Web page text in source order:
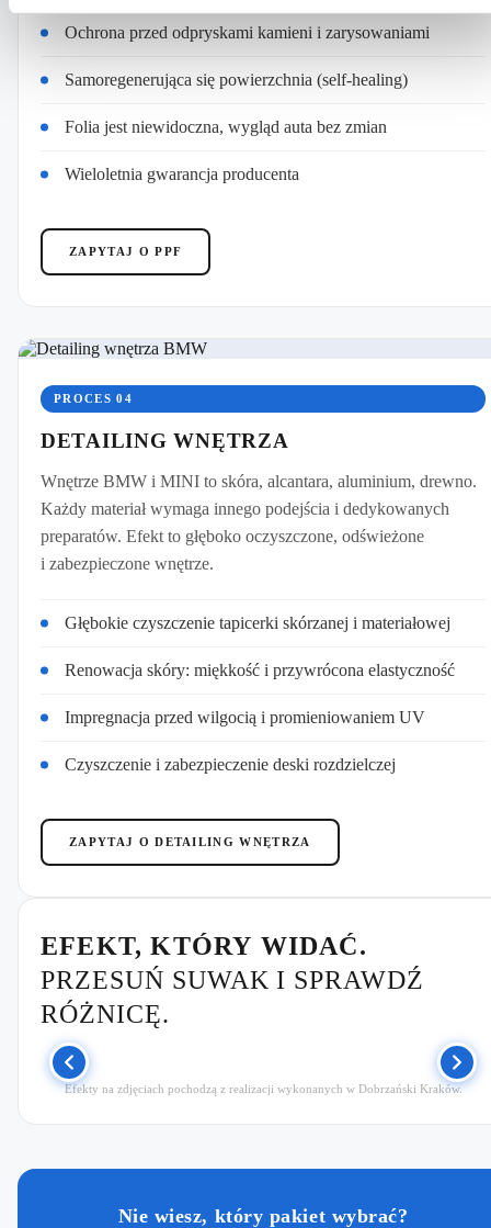
Ochrona przed odpryskami kamieni i zarysowaniami
Samoregenerująca się powierzchnia (self-healing)
Folia jest niewidoczna, wygląd auta bez zmian
Wieloletnia gwarancja producenta
ZAPYTAJ O PPF
PROCES 04
DETAILING WNĘTRZA
Wnętrze BMW i MINI to skóra, alcantara, aluminium, drewno.
Każdy materiał wymaga innego podejścia i dedykowanych
preparatów. Efekt to głęboko oczyszczone, odświeżone
i zabezpieczone wnętrze.
Głębokie czyszczenie tapicerki skórzanej i materiałowej
Renowacja skóry: miękkość i przywrócona elastyczność
Impregnacja przed wilgocią i promieniowaniem UV
Czyszczenie i zabezpieczenie deski rozdzielczej
ZAPYTAJ O DETAILING WNĘTRZA
EFEKT, KTÓRY WIDAĆ.
PRZESUŃ SUWAK I SPRAWDŹ
RÓŻNICĘ.
PRZED PO
Efekty na zdjęciach pochodzą z realizacji wykonanych w Dobrzański Kraków.
Nie wiesz, który pakiet wybrać?